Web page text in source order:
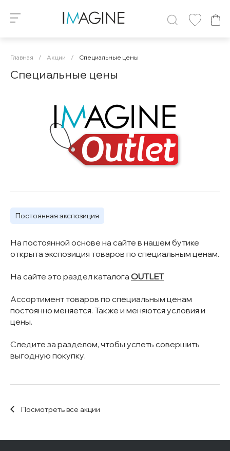
Главная / Акции / Специальные цены
Специальные цены
Постоянная экспозиция
На постоянной основе на сайте в нашем бутике
открыта экспозиция товаров по специальным ценам.
На сайте это раздел каталога OUTLET
Ассортимент товаров по специальным ценам
постоянно меняется. Также и меняются условия и
цены.
Следите за разделом, чтобы успеть совершить
выгодную покупку.
Посмотреть все акции